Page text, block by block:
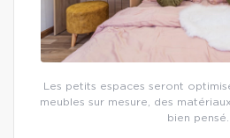
Les petits espaces seront
meubles sur mesure, des
bien pensé.